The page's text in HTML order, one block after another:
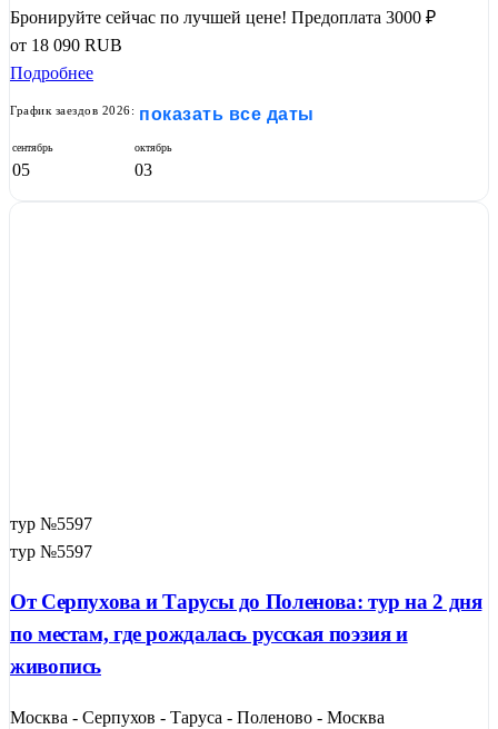
Бронируйте сейчас по лучшей цене! Предоплата 3000 ₽
от 18 090 RUB
Подробнее
График заездов 2026: показать все даты
сентябрь
05
октябрь
03
тур №5597
тур №5597
От Серпухова и Тарусы до Поленова: тур на 2 дня
по местам, где рождалась русская поэзия и
живопись
Москва - Серпухов - Таруса - Поленово - Москва